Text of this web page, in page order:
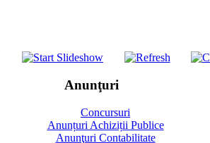
Anunţuri
Concursuri
Anunțuri Achiziții Publice
Anunţuri Contabilitate